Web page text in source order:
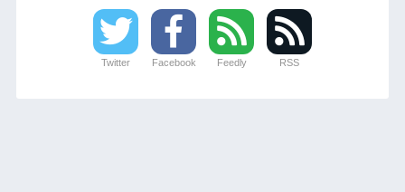
Twitter Facebook Feedly RSS